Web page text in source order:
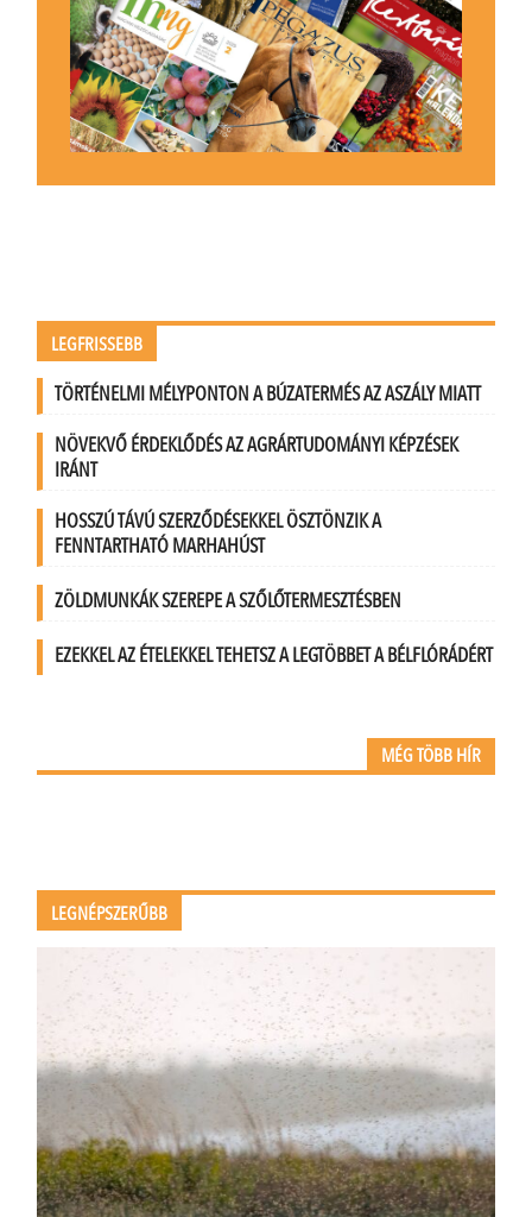
LEGFRISSEBB
TÖRTÉNELMI MÉLYPONTON A BÚZATERMÉS AZ ASZÁLY MIATT
NÖVEKVŐ ÉRDEKLŐDÉS AZ AGRÁRTUDOMÁNYI KÉPZÉSEK
IRÁNT
HOSSZÚ TÁVÚ SZERZŐDÉSEKKEL ÖSZTÖNZIK A
FENNTARTHATÓ MARHAHÚST
ZÖLDMUNKÁK SZEREPE A SZŐLŐTERMESZTÉSBEN
EZEKKEL AZ ÉTELEKKEL TEHETSZ A LEGTÖBBET A BÉLFLÓRÁDÉRT
MÉG TÖBB HÍR
LEGNÉPSZERŰBB